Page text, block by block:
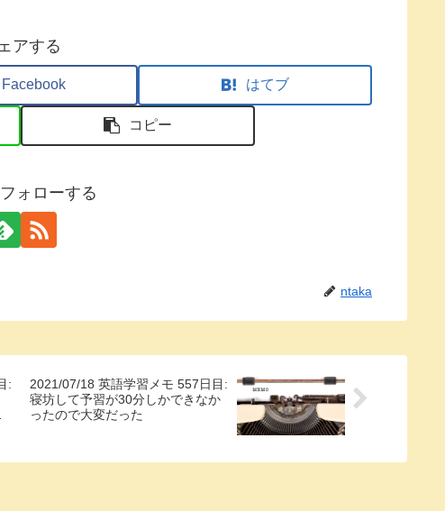
アする
Facebook はてブ
コピー
ォローする
ntaka
:
2021/07/18 英語学習メモ 557日目:
寝坊して予習が30分しかできなか
ったので大変だった